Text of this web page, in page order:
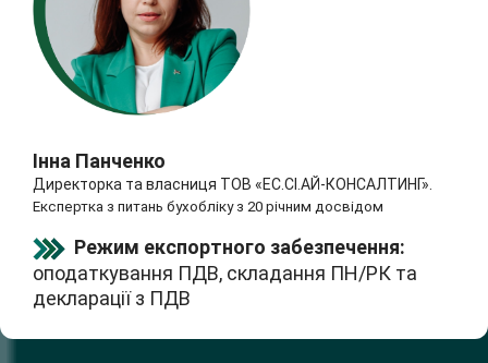
Інна Панченко
Директорка та власниця ТОВ «ЕС.СІ.АЙ-КОНСАЛТИНГ».
Експертка з питань бухобліку з 20 річним досвідом
Режим експортного забезпечення:
оподаткування ПДВ, складання ПН/РК та
декларації з ПДВ